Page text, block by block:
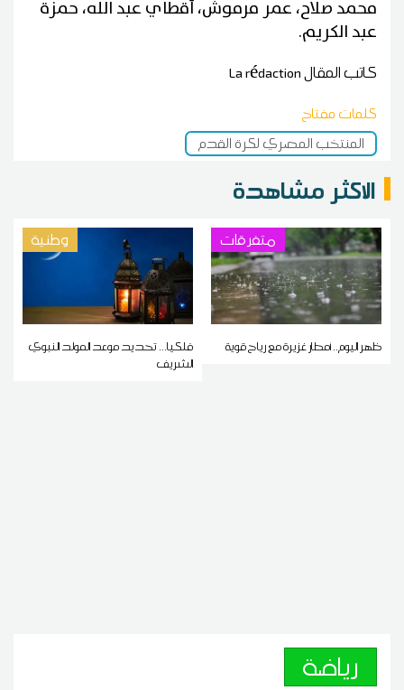
محمد صلاح، عمر مرموش، أقطاي عبد الله، حمزة
عبد الكريم.
كاتب المقالLa rédaction
كلمات مفتاح
المنتخب المصري لكرة القدم
الاكثر مشاهدة
متفرقات
ظهر اليوم.. أمطار غزيرة مع رياح قوية
وطنية
فلكيا... تحديد موعد المولد النبوي
الشريف
رياضة